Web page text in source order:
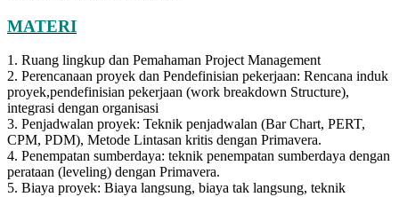
MATERI
1. Ruang lingkup dan Pemahaman Project Management
2. Perencanaan proyek dan Pendefinisian pekerjaan: Rencana induk
proyek,pendefinisian pekerjaan (work breakdown Structure),
integrasi dengan organisasi
3. Penjadwalan proyek: Teknik penjadwalan (Bar Chart, PERT,
CPM, PDM), Metode Lintasan kritis dengan Primavera.
4. Penempatan sumberdaya: teknik penempatan sumberdaya dengan
perataan (leveling) dengan Primavera.
5. Biaya proyek: Biaya langsung, biaya tak langsung, teknik